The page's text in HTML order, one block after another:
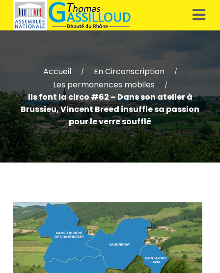
Accueil / En Circonscription /
Les permanences mobiles /
Ils font la circo #62 – Dans son atelier à
Brussieu, Vincent Breed insuffle sa passion
pour le verre soufflé